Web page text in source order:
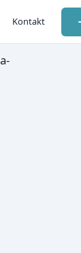
Kontakt